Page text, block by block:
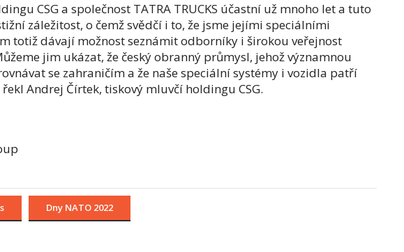
CSG a společnost TATRA TRUCKS účastní už mnoho let a tuto
záležitost, o čemž svědčí i to, že jsme jejími speciálními
totiž dávají možnost seznámit odborníky i širokou veřejnost
jim ukázat, že český obranný průmysl, jehož významnou
se zahraničím a že naše speciální systémy i vozidla patří
řekl Andrej Čírtek, tiskový mluvčí holdingu CSG.
Dny NATO 2022